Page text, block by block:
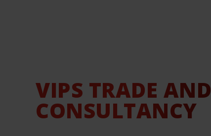
VIPS TRADE AND
CONSULTANCY